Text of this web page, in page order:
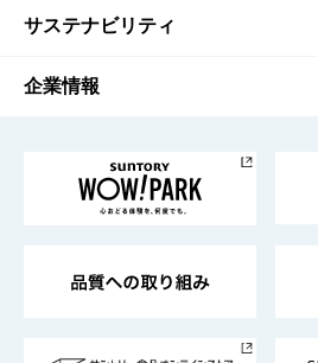
商品発売情報
栄養成分一覧
キャンペーン
工場見学
地域情報
文化・スポーツTOP
サントリーホール
サントリーサンバーズ大阪
サステナビリティ
サステナビリティTOP
サントリーが考えるサステナ
企業情報
企業概要